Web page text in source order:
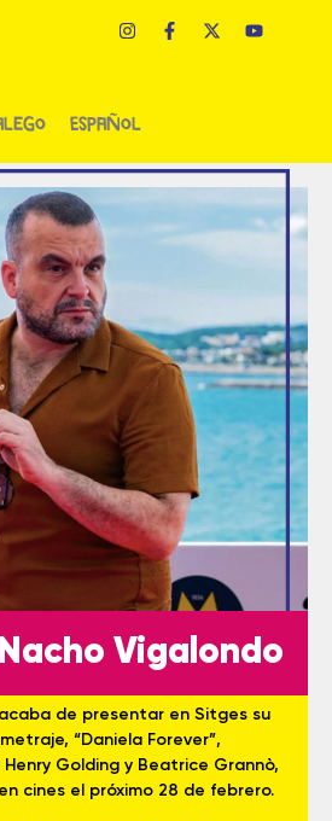
Español
Nacho Vigalondo
de presentar en Sitges su
“Daniela Forever”,
Golding y Beatrice Grannò,
cines el próximo 28 de febrero.